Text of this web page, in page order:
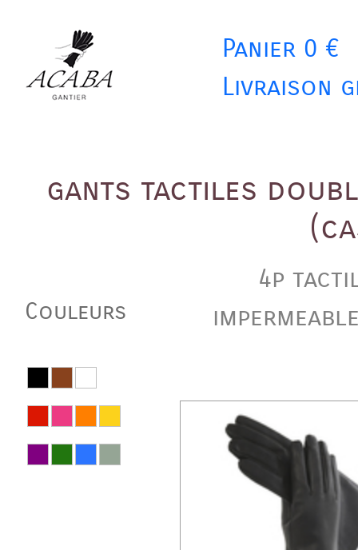
Panier 0 €
Livraison
gants tactiles
Couleurs
4p